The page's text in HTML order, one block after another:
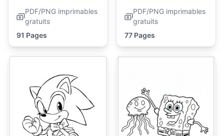
PDF/PNG imprimables
gratuits
91 Pages
PDF/PNG imprimables
gratuits
77 Pages